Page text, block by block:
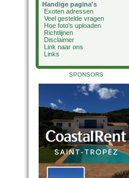
Handige pagina's
Exoten adressen
Veel gestelde vragen
Hoe foto's uploaden
Richtlijnen
Disclaimer
Link naar ons
Links
SPONSORS